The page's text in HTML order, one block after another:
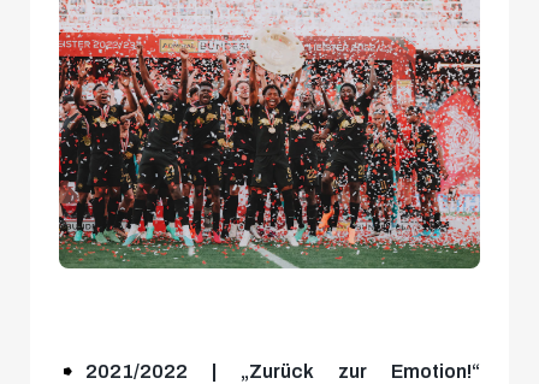
2021/2022 |
„Zurück zur Emotion!“